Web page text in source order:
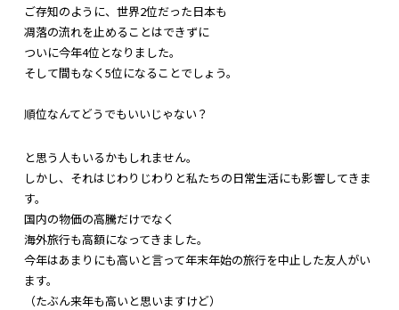
ご存知のように、世界2位だった日本も
凋落の流れを止めることはできずに
ついに今年4位となりました。
そして間もなく5位になることでしょう。
順位なんてどうでもいいじゃない？
と思う人もいるかもしれません。
しかし、 それはじわりじわりと私たちの日常生活にも影響してきま
す。
国内の物価の高騰だけでなく
海外旅行も高額になってきました。
今年はあまりにも高いと言って年末年始の旅行を中止した友人がい
ます。
（たぶん来年も高いと思いますけど）